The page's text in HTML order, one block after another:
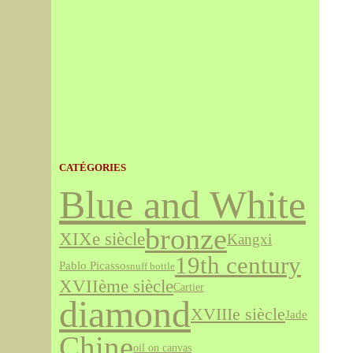
CATÉGORIES
Blue and White
XIXe sièclebronzeKangxi
Pablo Picassosnuff bottle 19th century
XVIIème siècleCartier
diamondXVIIIe siècleJade
oil on canvas